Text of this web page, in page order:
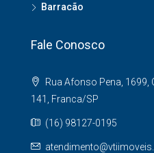
Barracão
Fale Conosco
Rua Afonso Pena, 1699,
141, Franca/SP
(16) 98127-0195